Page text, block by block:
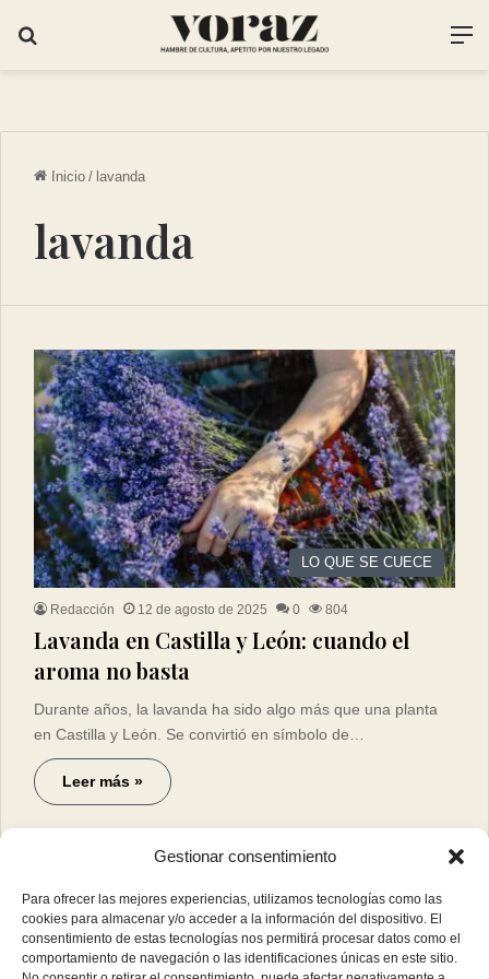
Gestionar consentimiento
Para ofrecer las mejores experiencias, utilizamos tecnologías como las
cookies para almacenar y/o acceder a la información del dispositivo. El
consentimiento de estas tecnologías nos permitirá procesar datos como el
comportamiento de navegación o las identificaciones únicas en este sitio.
Inicio / ⁠lavanda
⁠lavanda
LO QUE SE CUECE
Redacción 12 de agosto de 2025 0 804
Lavanda en Castilla y León: cuando el
aroma no basta
Durante años, la lavanda ha sido algo más que una planta
en Castilla y León. Se convirtió en símbolo de…
Leer más »